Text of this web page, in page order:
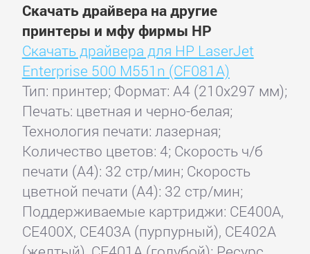
Скачать драйвера на другие
принтеры и мфу фирмы HP
Скачать драйвера для HP LaserJet
Enterprise 500 M551n (CF081A)
Тип: принтер; Формат: A4 (210x297 мм);
Печать: цветная и черно-белая;
Технология печати: лазерная;
Количество цветов: 4; Скорость ч/б
печати (А4): 32 стр/мин; Скорость
цветной печати (А4): 32 стр/мин;
Поддерживаемые картриджи: CE400A,
CE400X, CE403A (пурпурный), CE402A